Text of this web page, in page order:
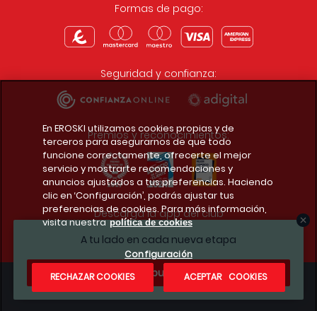
A tu lado en cada nueva etapa
¿Te apuntas?
Formas de pago:
Seguridad y confianza:
Premios y reconocimientos:
Descarga la app del club
Condiciones legales
En EROSKI utilizamos cookies propias y de
terceros para asegurarnos de que todo
funcione correctamente, ofrecerte el mejor
servicio y mostrarte recomendaciones y
anuncios ajustados a tus preferencias. Haciendo
clic en ‘Configuración’, podrás ajustar tus
preferencias de cookies. Para más información,
visita nuestra política de cookies
Configuración
RECHAZAR COOKIES
ACEPTAR COOKIES